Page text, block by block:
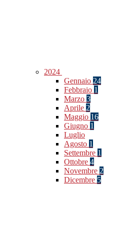
2024
Gennaio 24
Febbraio 1
Marzo 3
Aprile 2
Maggio 16
Giugno 1
Luglio
Agosto 1
Settembre 1
Ottobre 4
Novembre 2
Dicembre 5